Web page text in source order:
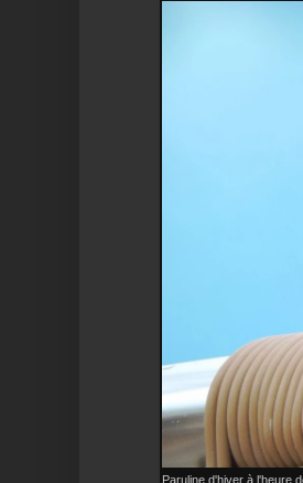
Paruline d'hiver à l'heure